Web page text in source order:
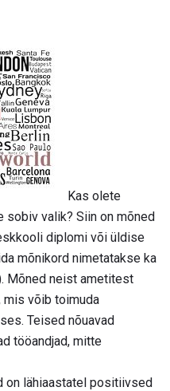
Kas olete
valik? Siin on mõned
diplomi või üldise
mõnikord nimetatakse ka
Mõned neist ametitest
mis võib toimuda
Teised nõuavad
tööandjad, mitte
on lähiaastatel positiivsed